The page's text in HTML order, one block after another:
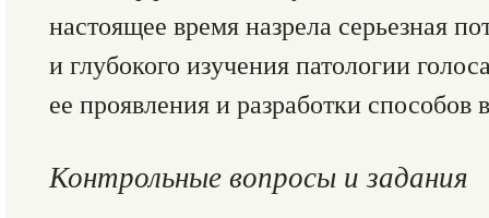
настоящее время назрела серьезная
и глубокого изучения патологии
ее проявления и разработки способов
Контрольные вопросы и задания